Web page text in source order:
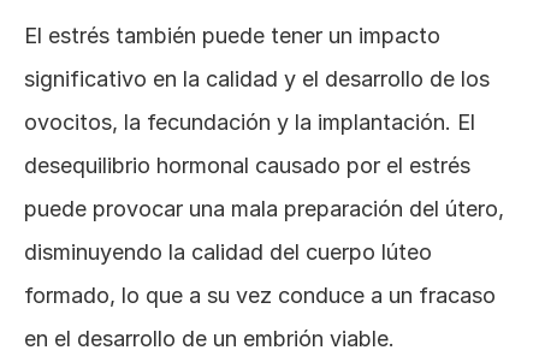
El estrés también puede tener un impacto
significativo en la calidad y el desarrollo de los
ovocitos, la fecundación y la implantación. El
desequilibrio hormonal causado por el estrés
puede provocar una mala preparación del útero,
disminuyendo la calidad del cuerpo lúteo
formado, lo que a su vez conduce a un fracaso
en el desarrollo de un embrión viable.